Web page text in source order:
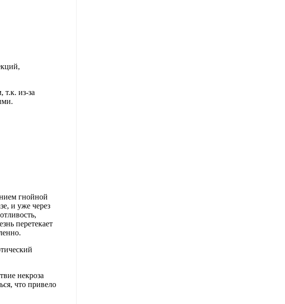
т.к. из-за
гнойной
и уже через
перетекает
некроза
что привело